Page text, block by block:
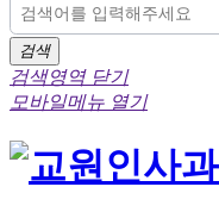
검색
검색영역 닫기
모바일메뉴 열기